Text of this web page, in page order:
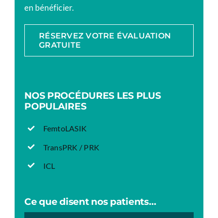
en bénéficier.
RÉSERVEZ VOTRE ÉVALUATION
GRATUITE
NOS PROCÉDURES LES PLUS
POPULAIRES
FemtoLASIK
TransPRK / PRK
ICL
Ce que disent nos patients…